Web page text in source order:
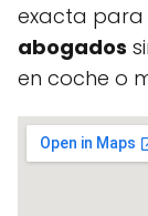
exacta para
abogados
en coche o